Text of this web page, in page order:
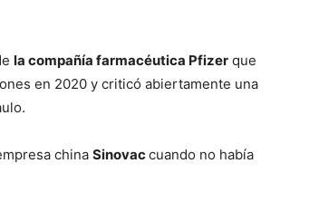
la compañía farmacéutica Pfizer que
en 2020 y criticó abiertamente una
china Sinovaccuando no había